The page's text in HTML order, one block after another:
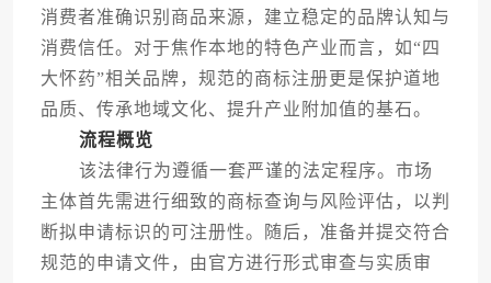
消费者准确识别商品来源，建立稳定的品牌认知与
消费信任。对于焦作本地的特色产业而言，如“四
大怀药”相关品牌，规范的商标注册更是保护道地
品质、传承地域文化、提升产业附加值的基石。
流程概览
该法律行为遵循一套严谨的法定程序。市场
主体首先需进行细致的商标查询与风险评估，以判
断拟申请标识的可注册性。随后，准备并提交符合
规范的申请文件，由官方进行形式审查与实质审